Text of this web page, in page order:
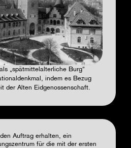
„spätmittelalterliche Burg“
indem es Bezug
der Alten Eidgenossenschaft.
Auftrag erhalten, ein
für die mit der ersten